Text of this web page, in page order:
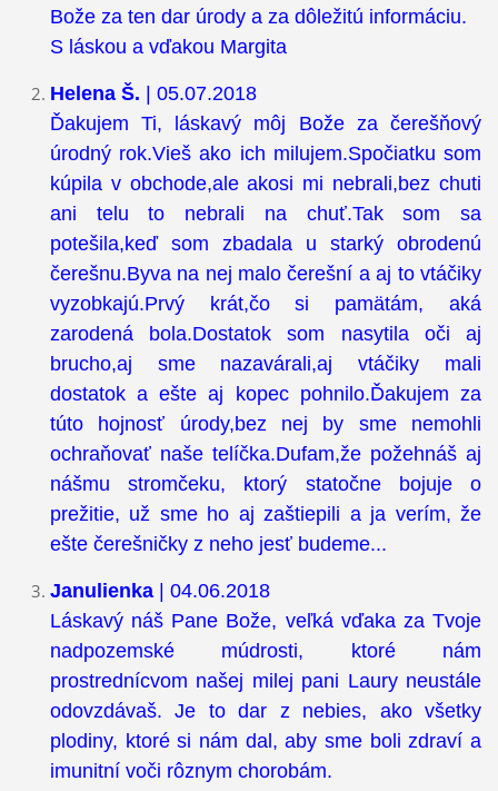
Bože za ten dar úrody a za dôležitú informáciu.
S láskou a vďakou Margita
Helena Š. | 05.07.2018
Ďakujem Ti, láskavý môj Bože za čerešňový
úrodný rok.Vieš ako ich milujem.Spočiatku som
kúpila v obchode,ale akosi mi nebrali,bez chuti
ani telu to nebrali na chuť.Tak som sa
potešila,keď som zbadala u starký obrodenú
čerešnu.Byva na nej malo čerešní a aj to vtáčiky
vyzobkajú.Prvý krát,čo si pamätám, aká
zarodená bola.Dostatok som nasytila oči aj
brucho,aj sme nazavárali,aj vtáčiky mali
dostatok a ešte aj kopec pohnilo.Ďakujem za
túto hojnosť úrody,bez nej by sme nemohli
ochraňovať naše telíčka.Dufam,že požehnáš aj
nášmu stromčeku, ktorý statočne bojuje o
prežitie, už sme ho aj zaštiepili a ja verím, že
ešte čerešničky z neho jesť budeme...
Janulienka
| 04.06.2018
Láskavý náš Pane Bože, veľká vďaka za Tvoje
nadpozemské múdrosti, ktoré nám
prostrednícvom našej milej pani Laury neustále
odovzdávaš. Je to dar z nebies, ako všetky
plodiny, ktoré si nám dal, aby sme boli zdraví a
imunitní voči rôznym chorobám.